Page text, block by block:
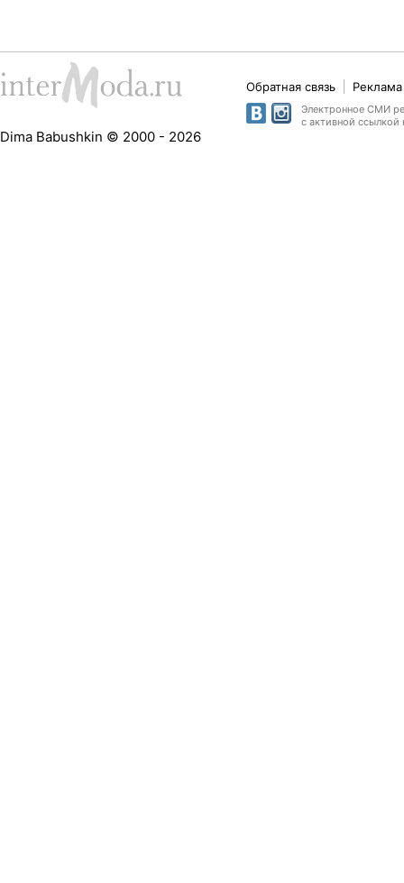
Dima Babushkin © 2000 - 2026
Обратная связь
Электронное СМИ
с активной ссылкой